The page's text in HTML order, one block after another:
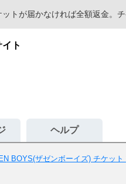
が届かなければ全額返金。
ト
ヘルプ
BOYS(ザゼンボーイズ) チケット